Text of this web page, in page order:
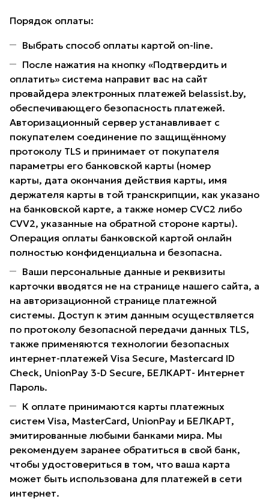
Порядок оплаты:
Выбрать способ оплаты картой on-line.
После нажатия на кнопку «Подтвердить и
оплатить» система направит вас на сайт
провайдера электронных платежей belassist.by,
обеспечивающего безопасность платежей.
Авторизационный сервер устанавливает с
покупателем соединение по защищённому
протоколу TLS и принимает от покупателя
параметры его банковской карты (номер
карты, дата окончания действия карты, имя
держателя карты в той транскрипции, как указано
на банковской карте, а также номер CVC2 либо
CVV2, указанные на обратной стороне карты).
Операция оплаты банковской картой онлайн
полностью конфиденциальна и безопасна.
Ваши персональные данные и реквизиты
карточки вводятся не на странице нашего сайта, а
на авторизационной странице платежной
системы. Доступ к этим данным осуществляется
по протоколу безопасной передачи данных TLS,
также применяются технологии безопасных
интернет-платежей Visa Secure, Mastercard ID
Check, UnionPay 3-D Secure, БЕЛКАРТ- Интернет
Пароль.
К оплате принимаются карты платежных
систем Visa, MasterCard, UnionPay и БЕЛКАРТ,
эмитированные любыми банками мира. Мы
рекомендуем заранее обратиться в свой банк,
чтобы удостовериться в том, что ваша карта
может быть использована для платежей в сети
интернет.